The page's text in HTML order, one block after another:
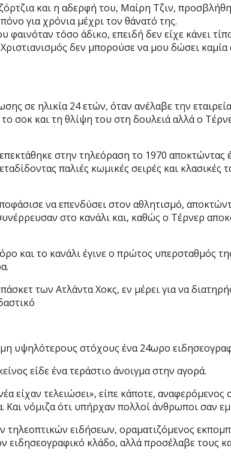
και η αδερφή του, Μαίρη Τζιν,
για χρόνια μέχρι τον θάνατό της.
τόσο άδικο, επειδή δεν είχε κάνει
δεν μπορούσε να μου δώσει
σε ηλικία 24 ετών, όταν ανέλαβε την
σοκ και τη θλίψη του στη δουλειά αλλά ο
στην τηλεόραση το 1970
παλιές κωμικές σειρές και κλασικές
να επενδύσει στον αθλητισμό,
στο κανάλι και, καθώς ο Τέρνερ
και το κανάλι έγινε ο πρώτος υπερσταθμός
των Ατλάντα Χοκς, εν μέρει για να
υψηλότερους στόχους ένα 24ωρο
είδε ένα τεράστιο άνοιγμα στην αγορά.
είχαν τελειώσει», είπε κάποτε,
Και νόμιζα ότι υπήρχαν πολλοί άνθρωποι σαν
ειδήσεων, οραματιζόμενος
ειδησεογραφικό κλάδο, αλλά προσέλαβε